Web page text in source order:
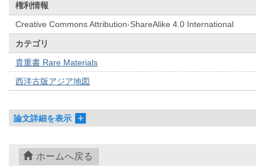
権利情報
Creative Commons Attribution-ShareAlike 4.0 International
カテゴリ
貴重書 Rare Materials
西洋古版アジア地図
論文詳細を表示
ホームへ戻る